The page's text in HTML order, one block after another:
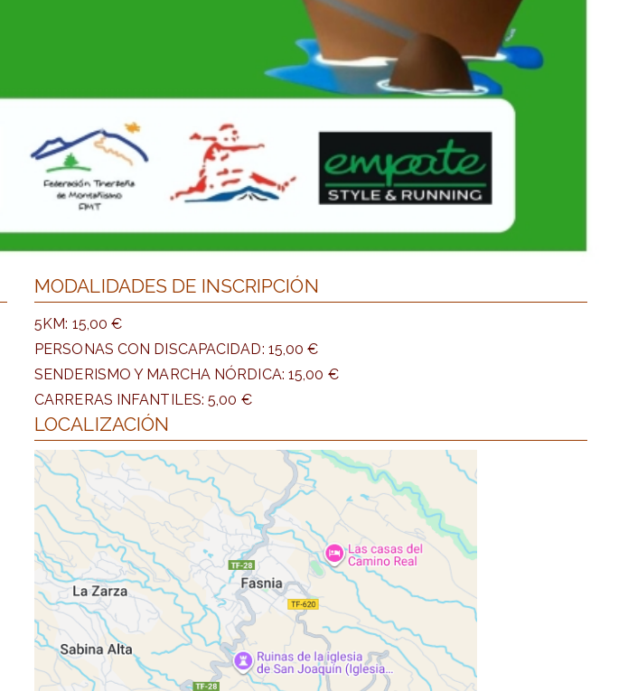
MODALIDADES DE INSCRIPCIÓN
5KM: 15,00 €
PERSONAS CON DISCAPACIDAD: 15,00 €
SENDERISMO Y MARCHA NÓRDICA: 15,00 €
CARRERAS INFANTILES: 5,00 €
LOCALIZACIÓN